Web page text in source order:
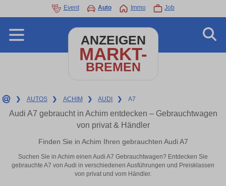
Event Auto Immo Job
ANZEIGEN
MARKT-
BREMEN
❯ AUTOS ❯ ACHIM ❯ AUDI ❯ A7
Audi A7 gebraucht in Achim entdecken – Gebrauchtwagen
von privat & Händler
Finden Sie in Achim Ihren gebrauchten Audi A7
Suchen Sie in Achim einen Audi A7 Gebrauchtwagen? Entdecken Sie
gebrauchte A7 von Audi in verschiedenen Ausführungen und Preisklassen
von privat und vom Händler.